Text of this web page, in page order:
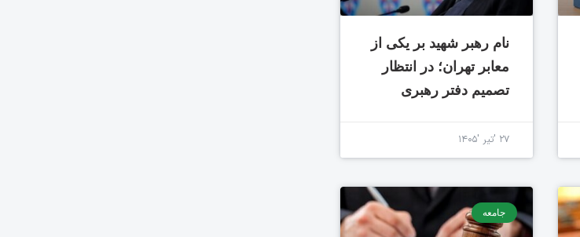
نام رهبر شهید بر یکی از
معابر تهران؛ در انتظار
تصمیم دفتر رهبری
۲۷ 'تیر '۱۴۰۵
جامعه